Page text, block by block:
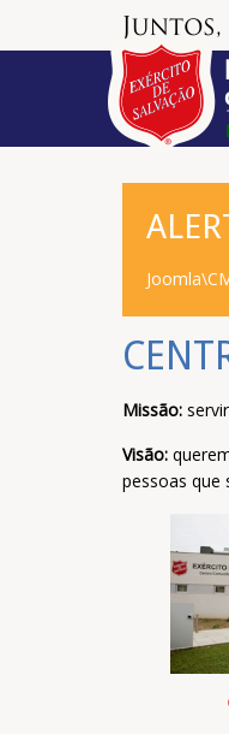
Missão:
Visão:
pessoas que